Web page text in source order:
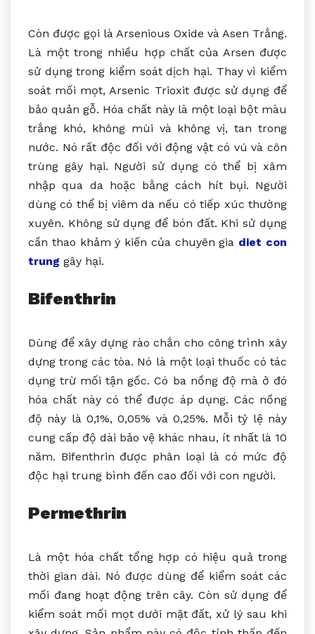
Còn được gọi là Arsenious Oxide và Asen Trắng.
Là một trong nhiều hợp chất của Arsen được
sử dụng trong kiểm soát dịch hại. Thay vì kiểm
soát mối mọt, Arsenic Trioxit được sử dụng để
bảo quản gỗ. Hóa chất này là một loại bột màu
trắng khó, không mùi và không vị, tan trong
nước. Nó rất độc đối với động vật có vú và côn
trùng gây hại. Người sử dụng có thể bị xâm
nhập qua da hoặc bằng cách hít bụi. Người
dùng có thể bị viêm da nếu có tiếp xúc thường
xuyên. Không sử dụng để bón đất. Khi sử dụng
cần thao khảm ý kiến của chuyên gia diet con
trung gây hại.
Bifenthrin
Dùng để xây dựng rào chắn cho công trình xây
dựng trong các tòa. Nó là một loại thuốc có tác
dụng trừ mối tận gốc. Có ba nồng độ mà ở đó
hóa chất này có thể được áp dụng. Các nồng
độ này là 0,1%, 0,05% và 0,25%. Mỗi tỷ lệ này
cung cấp độ dài bảo vệ khác nhau, ít nhất là 10
năm. Bifenthrin được phân loại là có mức độ
độc hại trung bình đến cao đối với con người.
Permethrin
Là một hóa chất tổng hợp có hiệu quả trong
thời gian dài. Nó được dùng để kiểm soát các
mối đang hoạt động trên cây. Còn sử dụng để
kiểm soát mối mọt dưới mặt đất, xử lý sau khi